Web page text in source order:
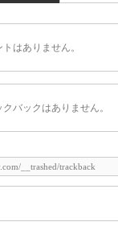
はありません。
バックはありません。